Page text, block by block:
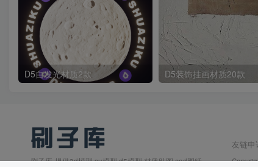
D5自发光材质2款 D5装饰挂画材质20款
刷子库-提供3d模型,su模型,d5模型,材质贴图,cad图纸,
友链申